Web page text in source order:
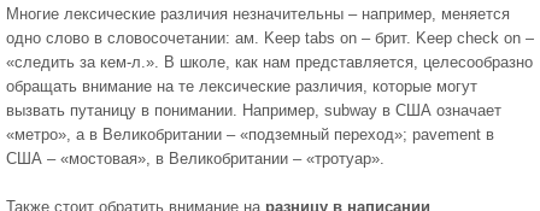
Многие лексические различия незначительны – например, меняется
одно слово в словосочетании: ам. Keep tabs on – брит. Keep check on –
«следить за кем-л.». В школе, как нам представляется, целесообразно
обращать внимание на те лексические различия, которые могут
вызвать путаницу в понимании. Например, subway в США означает
«метро», а в Великобритании – «подземный переход»; pavement в
США – «мостовая», в Великобритании – «тротуар».
Также стоит обратить внимание на разницу в написании